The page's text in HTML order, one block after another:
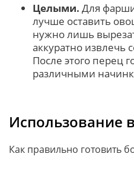
Целыми. Для
лучше оставить
нужно лишь
аккуратно извлечь
После этого перец
различными
Использование
Как правильно готовить